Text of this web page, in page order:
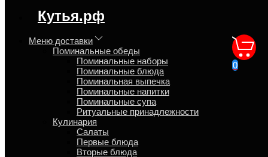
Синтаксическая ошибка в блоке
speed_kutya.top_banner_content
Кутья.рф
Меню доставки
Поминальные обеды
Поминальные наборы
Поминальные блюда
Поминальная выпечка
Поминальные напитки
Поминальные супа
Ритуальные принадлежности
Кулинария
Салаты
Первые блюда
Вторые блюда
0
Людям чаще надо думать о